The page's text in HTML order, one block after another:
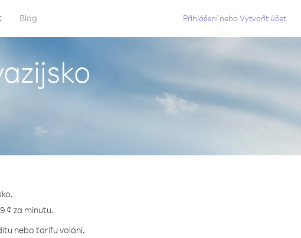
Blog Přihlášení neboVytvořit účet
¢ za minutu.
nebo tarifu volání.